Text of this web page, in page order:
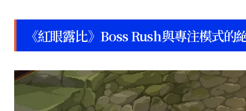
《紅眼露比》Boss Rush與專注模式的